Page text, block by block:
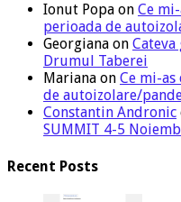
Ionut Popa on Ce
perioada de
Georgiana on
Drumul Taberei
Mariana on Ce mi-
de autoizolare/
Constantin Andronic
SUMMIT 4-5
Recent Posts